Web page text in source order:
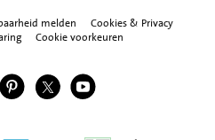
melden
Cookies & Privacy
Cookie voorkeuren
Instagram
Jumbo Pinterest
Jumbo Twitter
Jumbo YouTube